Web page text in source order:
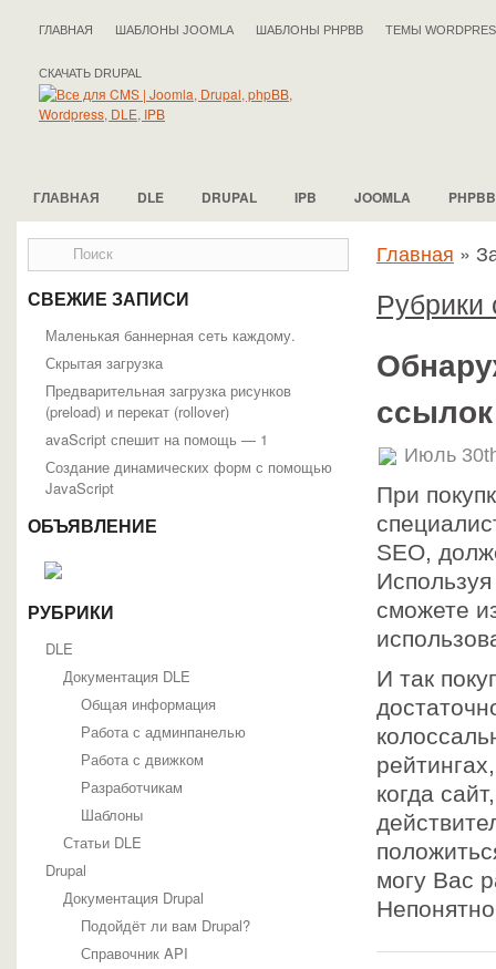
ГЛАВНАЯ ШАБЛОНЫ JOOMLA ШАБЛОНЫ PHPBB ТЕМЫ
СКАЧАТЬ DRUPAL
ГЛАВНАЯ DLE DRUPAL IPB JOOMLA PHPBB
СВЕЖИЕ ЗАПИСИ
Маленькая баннерная сеть каждому.
Скрытая загрузка
Предварительная загрузка рисунков
(preload) и перекат (rollover)
avaScript спешит на помощь — 1
Создание динамических форм с помощью
JavaScript
ОБЪЯВЛЕНИЕ
РУБРИКИ
DLE
Документация DLE
Общая информация
Работа с админпанелью
Работа с движком
Разработчикам
Шаблоны
Статьи DLE
Drupal
Документация Drupal
Подойдёт ли вам Drupal?
Справочник API
Главная »
Рубрики
ссылок
Июль
При
SEO,
сможете
И так
когда
могу Вас